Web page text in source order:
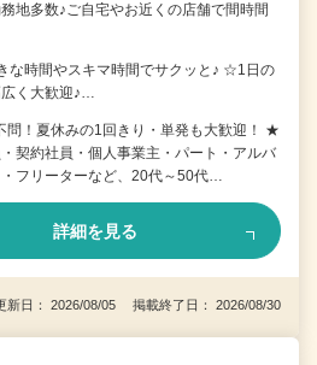
多数♪ご自宅やお近くの店舗で間時間
な時間やスキマ時間でサクッと♪ ☆1日の
く大歓迎♪…
問！夏休みの1回きり・単発も大歓迎！ ★
契約社員・個人事業主・パート・アルバ
フリーターなど、20代～50代…
詳細を見る
新日： 2026/08/05 掲載終了日： 2026/08/30